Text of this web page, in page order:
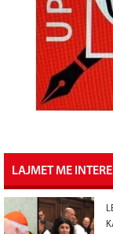
LAJMET ME